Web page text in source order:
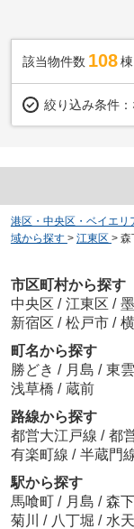
該当物件数 108棟
絞り込み条件：
港区・中央区・ベイエリ
域から探す > 江東区 > 森
市区町村から探す
中央区 / 江東区 /
新宿区 / 松戸市 /
町名から探す
勝どき / 月島 / 東雲
浅草橋 / 蔵前
路線から探す
都営大江戸線 / 都
有楽町線 / 半蔵門
駅から探す
馬喰町 / 月島 / 森下
菊川
/ 八丁堀 / 水